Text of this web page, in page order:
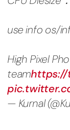
use info os/
High Pixel
teamhttps://
— Kurnal